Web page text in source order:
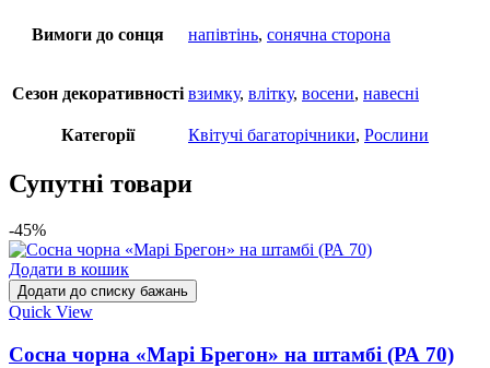
Вимоги до сонця напівтінь, сонячна сторона
Cезон декоративності взимку, влітку, восени, навесні
Категорії Квітучі багаторічники, Рослини
Супутні товари
-45%
Додати в кошик
Додати до списку бажань
Quick View
Сосна чорна «Марі Брегон» на штамбі (РА 70)